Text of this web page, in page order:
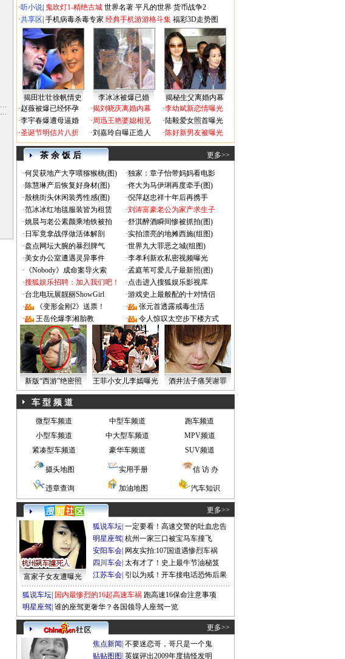
·听小说 鬼吹灯1-精绝古城 世界名著 平凡的世界 货币战争2
·共享区 手机病毒杀毒专家 经典手机游游格斗集 福彩3D走势图
揭田壮壮徐帆情史 李冰冰被爆已婚
揭秘生父离婚内幕
·赵薇被爆已经怀孕
·李宇春爆遭母逼婚
·圣诞节明信片八折
·揭刘晓庆离婚内幕
·周迅王艳婆媳相见
·刘嘉玲自曝正造人
·李幼斌新恋情曝光
·陆毅爱女照首曝光
·陈好新男友被曝光
茶 余 饭 后 更多>>
·何炅获地产大亨喂猕猴桃(图) ·独家：章子怡带妈妈看电影
·陈慧琳产后恢复好身材(图) ·佟大为马伊琍再度牵手(图)
·殷桃街头休闲装秀性感(图) ·倪萍赵忠祥十年后再携手
·范冰冰红地毯服装皆为租赁 ·刘涛富豪老公为家产求生子
·姚晨与老公素颜乘地铁被拍 ·舒淇醉酒瞬间惨被抓拍(图)
· 日军竟拿战俘做活体解剖 ·实拍漂亮的地摊西施(组图)
·盘点网坛大腕的暴烈脾气 ·世界九大罪恶之城(组图)
·美女办公室遭遇灵异事件 ·李孝利新欢私密视频曝光
· 《Nobody》成命案导火索 ·孟庭苇可爱儿子最新照(图)
·搜狐娱乐招聘：加入我们吧！ ·点击进入搜狐娱乐影视库
·台北电玩展靓丽ShowGirl ·游戏史上最般配的十对情侣
·
《变形金刚2》送票！ ·
张元首透露戒毒生活
·
王岳伦爆李湘胎教 · 令人惊叹太空步下楼方式
新版“西游”绝密照 王菲小女儿李嫣曝光 酒井法子痛哭谢罪
车 型 频 道
微型车频道 中型车频道
跑车频道
小型车频道
中大型车频道
MPV频道
紧凑型车频道
豪华车频道 SUV频道
摄头地图 实用手册 信 访 办
违章查询 加油地图 汽车知识
更多>>
富家子女友遭曝光
狐说车坛 一定要看！高速交警的吐血忠告
明星座驾 杭州一家三口被宝马车撞飞
安阳车会 网友实拍:107国道遇惨烈车祸
四川车会 太有才了！史上最牛节油秘笈
江苏车会 引以为戒！开车接电话恐怖后果
狐说车坛 国内最惨烈的16起高速车祸 跑高速16保命注意事项
明星座驾 谁的座驾更奢华？各国领导人座驾一览
更多>>
焦点新闻 不要迷恋哥，哥只是一个鬼
贴贴图图 英媒评出2009年度搞怪发明